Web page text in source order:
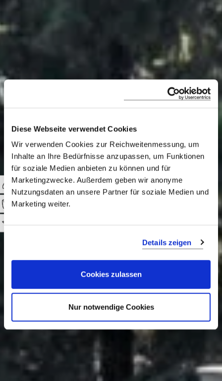
Diese Webseite verwendet Cookies
Wir verwenden Cookies zur Reichweitenmessung, um
Inhalte an Ihre Bedürfnisse anzupassen, um Funktionen
für soziale Medien anbieten zu können und für
Marketingzwecke. Außerdem geben wir anonyme
Nutzungsdaten an unsere Partner für soziale Medien und
Marketing weiter.
Details zeigen
Cookies zulassen
Nur notwendige Cookies
Villa Megan
Mega-Villa mit Meerblick